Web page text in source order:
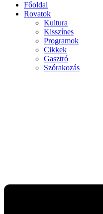
Főoldal
Rovatok
Kultura
Kisszínes
Programok
Cikkek
Gasztró
Szórakozás